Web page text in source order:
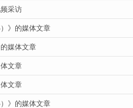
采访
》的媒体文章
媒体文章
文章
文章
》的媒体文章